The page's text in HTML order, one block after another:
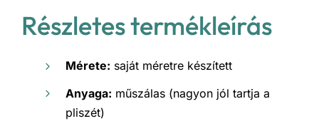
Részletes termékleírás
Mérete: saját méretre készített
Anyaga: műszálas (nagyon jól tartja a
pliszét)